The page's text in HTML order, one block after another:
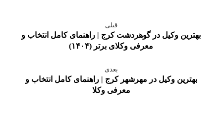
قبلی
بهترین وکیل در گوهردشت کرج | راهنمای کامل انتخاب و
معرفی وکلای برتر (۱۴۰۴)
بعدی
بهترین وکیل در مهرشهر کرج | راهنمای کامل انتخاب و
معرفی وکلا